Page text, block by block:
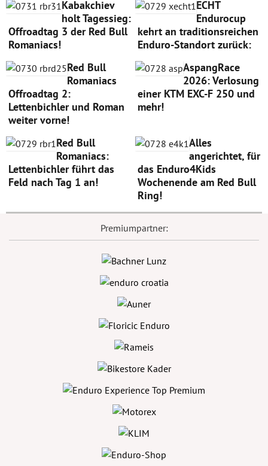
Kabakchiev
holt Tagessieg:
Offroadtag 3 der Red Bull
Romaniacs!
ECHT
Endurocup
kehrt an traditionsreichen
Enduro-Standort zurück:
Red Bull
Romaniacs
Offroadtag 2:
Lettenbichler und Roman
weiter vorne!
AspangRace
2026: Verlosung
einer KTM EXC-F 250 und
mehr!
Red Bull
Romaniacs:
Lettenbichler führt das
Feld nach Tag 1 an!
Alles
angerichtet, für
das Enduro4Kids
Wochenende am Red Bull
Ring!
Premiumpartner: